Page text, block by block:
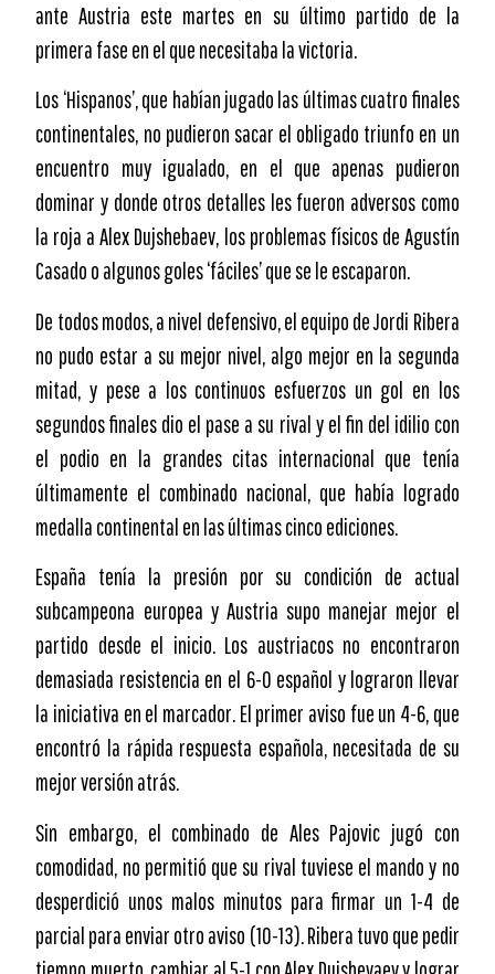
ante Austria este martes en su último partido de la
primera fase en el que necesitaba la victoria.
Los ‘Hispanos’, que habían jugado las últimas cuatro finales
continentales, no pudieron sacar el obligado triunfo en un
encuentro muy igualado, en el que apenas pudieron
dominar y donde otros detalles les fueron adversos como
la roja a Alex Dujshebaev, los problemas físicos de Agustín
Casado o algunos goles ‘fáciles’ que se le escaparon.
De todos modos, a nivel defensivo, el equipo de Jordi Ribera
no pudo estar a su mejor nivel, algo mejor en la segunda
mitad, y pese a los continuos esfuerzos un gol en los
segundos finales dio el pase a su rival y el fin del idilio con
el podio en la grandes citas internacional que tenía
últimamente el combinado nacional, que había logrado
medalla continental en las últimas cinco ediciones.
España tenía la presión por su condición de actual
subcampeona europea y Austria supo manejar mejor el
partido desde el inicio. Los austriacos no encontraron
demasiada resistencia en el 6-0 español y lograron llevar
la iniciativa en el marcador. El primer aviso fue un 4-6, que
encontró la rápida respuesta española, necesitada de su
mejor versión atrás.
Sin embargo, el combinado de Ales Pajovic jugó con
comodidad, no permitió que su rival tuviese el mando y no
desperdició unos malos minutos para firmar un 1-4 de
parcial para enviar otro aviso (10-13). Ribera tuvo que pedir